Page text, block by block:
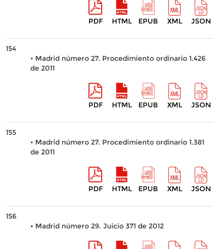
PDF HTML EPUB XML JSON
154
• Madrid número 27. Procedimiento ordinario 1.426
de 2011
PDF HTML EPUB XML JSON
155
• Madrid número 27. Procedimiento ordinario 1.381
de 2011
PDF HTML EPUB XML JSON
156
• Madrid número 29. Juicio 371 de 2012